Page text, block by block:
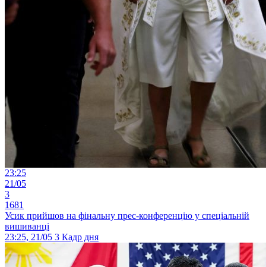
23:25
21/05
3
1681
Усик прийшов на фінальну прес-конференцію у спеціальній
вишиванці
23:25, 21/05 3 Кадр дня